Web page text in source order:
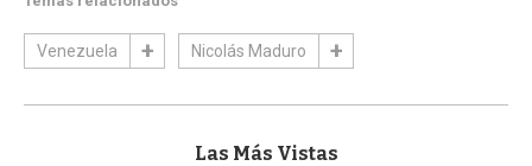
Venezuela Nicolás Maduro
Las Más Vistas